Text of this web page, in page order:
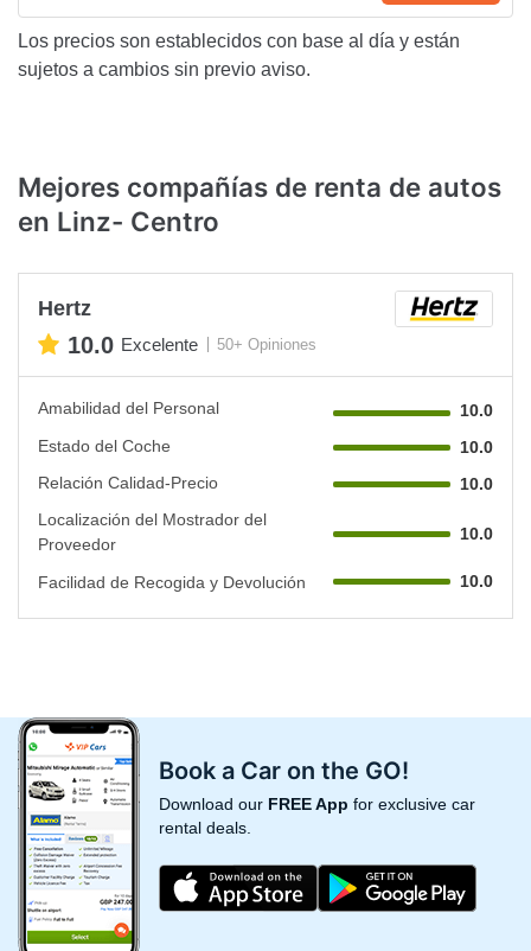
Los precios son establecidos con base al día y están
sujetos a cambios sin previo aviso.
Mejores compañías de renta de autos
en Linz- Centro
Hertz
10.0 Excelente 50+ Opiniones
Amabilidad del Personal
10.0
Estado del Coche
10.0
Relación Calidad-Precio
10.0
Localización del Mostrador del
Proveedor
10.0
Facilidad de Recogida y Devolución 10.0
Book a Car on the GO!
Download our FREE App for exclusive car
rental deals.